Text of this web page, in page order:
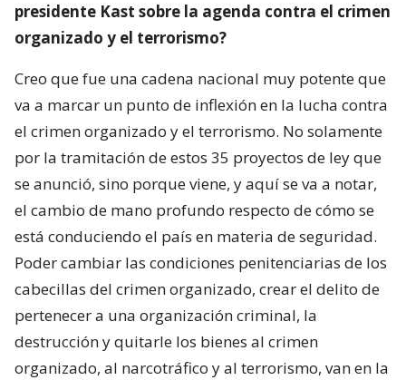
presidente Kast sobre la agenda contra el crimen
organizado y el terrorismo?
Creo que fue una cadena nacional muy potente que
va a marcar un punto de inflexión en la lucha contra
el crimen organizado y el terrorismo. No solamente
por la tramitación de estos 35 proyectos de ley que
se anunció, sino porque viene, y aquí se va a notar,
el cambio de mano profundo respecto de cómo se
está conduciendo el país en materia de seguridad.
Poder cambiar las condiciones penitenciarias de los
cabecillas del crimen organizado, crear el delito de
pertenecer a una organización criminal, la
destrucción y quitarle los bienes al crimen
organizado, al narcotráfico y al terrorismo, van en la